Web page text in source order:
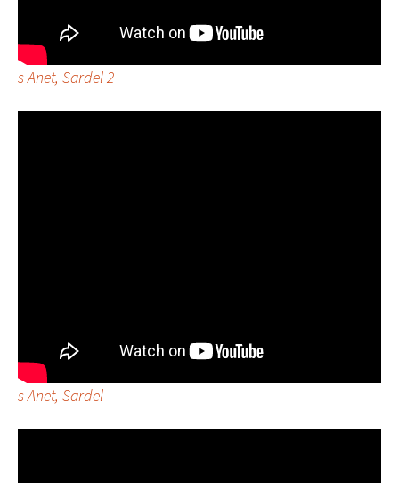
s Anet, Sardel 2
s Anet, Sardel